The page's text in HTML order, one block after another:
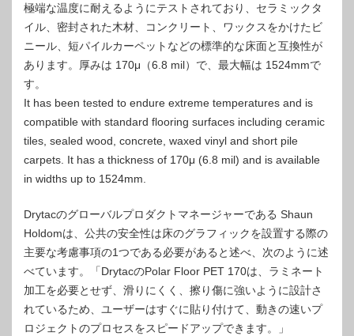
極端な温度に耐えるようにテストされており、セラミックタ
イル、密封された木材、コンクリート、ワックスをかけたビ
ニール、短パイルカーペットなどの標準的な床面と互換性が
あります。厚みは 170μ（6.8 mil）で、最大幅は 1524mmで
す。
It has been tested to endure extreme temperatures and is
compatible with standard flooring surfaces including ceramic
tiles, sealed wood, concrete, waxed vinyl and short pile
carpets. It has a thickness of 170μ (6.8 mil) and is available
in widths up to 1524mm.
Drytacのグローバルプロダクトマネージャーである Shaun
Holdomは、公共の安全性は床のグラフィックを設置する際の
主要な考慮事項の1つである必要があると述べ、次のように述
べています。「DrytacのPolar Floor PET 170は、ラミネート
加工を必要とせず、滑りにくく、擦り傷に強いように設計さ
れているため、ユーザーはすぐに貼り付けて、動きの速いプ
ロジェクトのプロセスをスピードアップできます。」